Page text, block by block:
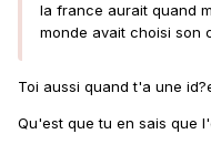
la france aurait quand
monde avait choisi son
Toi aussi quand t'a une
Qu'est que tu en sais que